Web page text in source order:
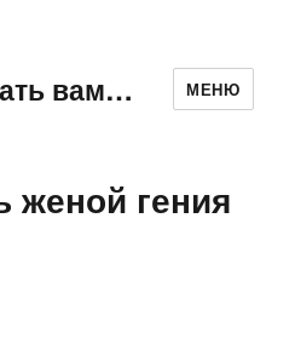
вам… МЕНЮ
женой гения